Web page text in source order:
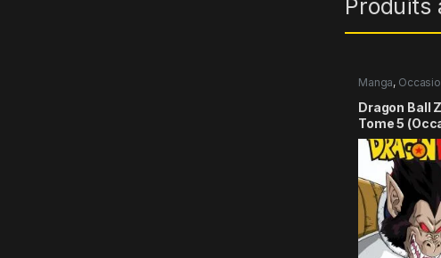
Produits
Manga,
Dragon Ball
Tome 5